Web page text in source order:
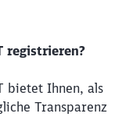
registrieren?
bietet Ihnen, als
Transparenz